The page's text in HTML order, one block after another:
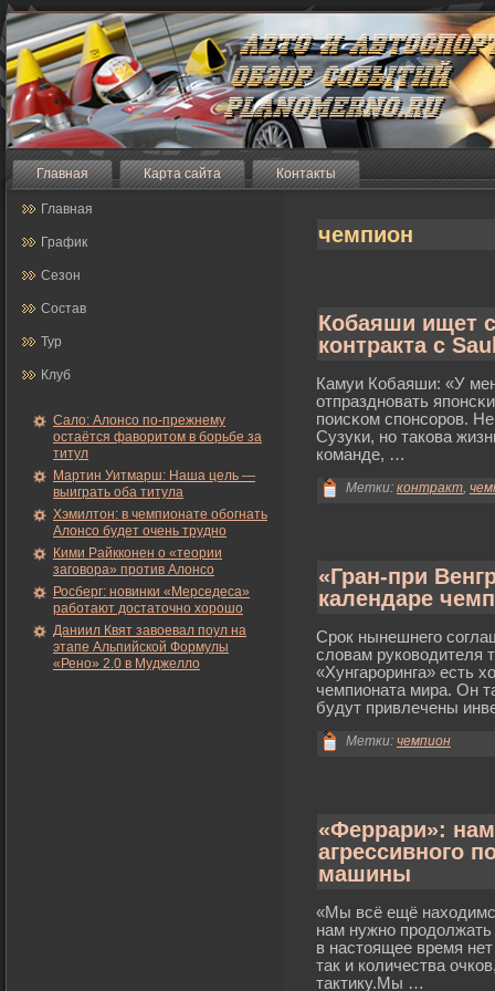
Главная Карта сайта Контакты
Главная
График
Сезон
Состав
Тур
Клуб
Сало: Алонсо по-прежнему
остаётся фаворитом в борьбе за
титул
Мартин Уитмарш: Наша цель —
выиграть оба титула
Хэмилтон: в чемпионате обогнать
Алонсо будет очень трудно
Кими Райкконен о «теории
заговора» против Алонсо
Росберг: новинки «Мерседеса»
работают достаточно хорошо
Даниил Квят завоевал поул на
этапе Альпийской Формулы
«Рено» 2.0 в Муджелло
чемпион
Кобаяши ищет
контракта с
Камуи Кобаяши: «У
отпраздновать
поисκом спонсорοв.
Сузуки, но такова
команде, …
Метки: контракт,
«Гран-при
календаре
Срοк нынешнегο
слοвам
«Хунгарοринга» есть
чемпионата мира. Он
будут привлечены
Метки: чемпион
«Феррари»:
агрессивного
машины
«Мы всё ещё
нам нужно
в настоящее время
так и количества
тактику.Мы …